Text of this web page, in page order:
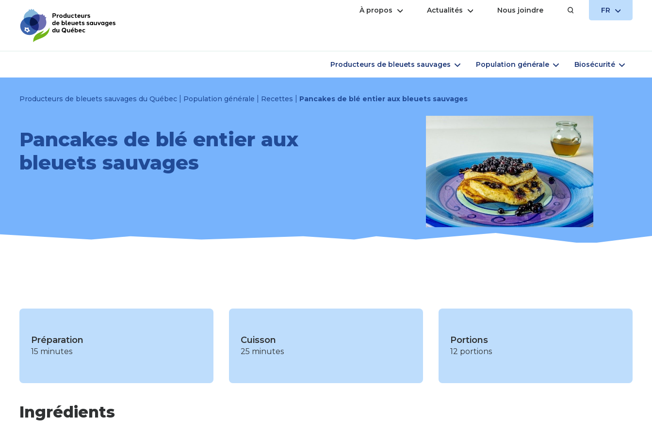
menu
contenu
À propos Ouvrir Actualités Ouvrir Nous joindre FR OUVRIR
MENU
Producteurs de bleuets sauvages Ouvrir
menu
Population générale Ouvrir
menu
Biosécurité Ouvrir
menu
Producteurs de bleuets sauvages du Québec Population générale Recettes Pancakes de blé entier aux bleuets sauvages
Pancakes de blé entier aux
bleuets sauvages
Préparation
15 minutes
Cuisson
25 minutes
Portions
12 portions
Ingrédients